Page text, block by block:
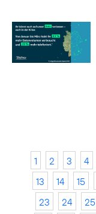
1 2 3 4
13
14 15
23
24 25